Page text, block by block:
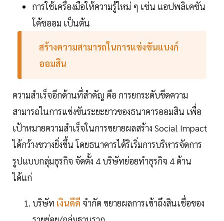
การใช้เครื่องมือให้ความรู้ใหม่ ๆ เช่น แอปพลิเคชัน
โค้ชออม เป็นต้น
สร้างความสามารถในการแข่งขันแบงก์
ออมสิน
ความสำเร็จอีกด้านที่สำคัญ คือ การยกระดับขีดความ
สามารถในการแข่งขันระยะยาวของธนาคารออมสิน เพื่อ
เป้าหมายความสำเร็จในการขยายผลสร้าง Social Impact
ได้กว้างขวางยิ่งขึ้น โดยธนาคารได้ริเริ่มการบริหารจัดการ
รูปแบบกลุ่มธุรกิจ จัดตั้ง 4 บริษัทย่อยทำธุรกิจ 4 ด้าน
ได้แก่
บริษัท เงินดีดี จำกัด ขยายผลการเข้าถึงสินเชื่อของ